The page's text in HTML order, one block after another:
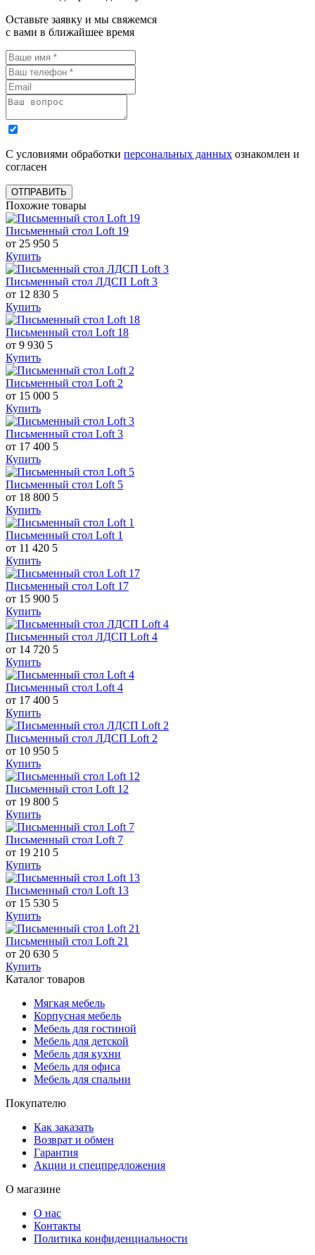
Оставьте заявку и мы свяжемся
с вами в ближайшее время
С условиями обработки персональных данных ознакомлен и
согласен
ОТПРАВИТЬ
Похожие товары
Письменный стол Loft 19
от 25 950 5
Купить
Письменный стол ЛДСП Loft 3
от 12 830 5
Купить
Письменный стол Loft 18
от 9 930 5
Купить
Письменный стол Loft 2
от 15 000 5
Купить
Письменный стол Loft 3
от 17 400 5
Купить
Письменный стол Loft 5
от 18 800 5
Купить
Письменный стол Loft 1
от 11 420 5
Купить
Письменный стол Loft 17
от 15 900 5
Купить
Письменный стол ЛДСП Loft 4
от 14 720 5
Купить
Письменный стол Loft 4
от 17 400 5
Купить
Письменный стол ЛДСП Loft 2
от 10 950 5
Купить
Письменный стол Loft 12
от 19 800 5
Купить
Письменный стол Loft 7
от 19 210 5
Купить
Письменный стол Loft 13
от 15 530 5
Купить
Письменный стол Loft 21
от 20 630 5
Купить
Каталог товаров
Мягкая мебель
Корпусная мебель
Мебель для гостиной
Мебель для детской
Мебель для кухни
Мебель для офиса
Мебель для спальни
Покупателю
Как заказать
Возврат и обмен
Гарантия
Акции и спецпредложения
О магазине
О нас
Контакты
Политика конфиденциальности